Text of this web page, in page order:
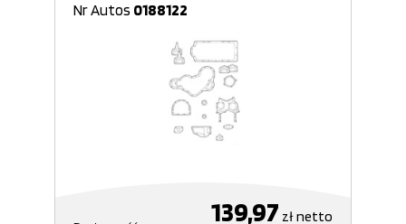
Nr Autos 0188122
139,97 złnetto